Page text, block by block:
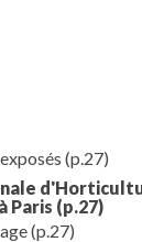
(p.27)
Paris (p.27)
(p.27)